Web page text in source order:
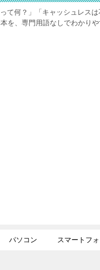
って何？」「キャッシュレス
を、専門用語なしでわかりや
パソコン スマートフ